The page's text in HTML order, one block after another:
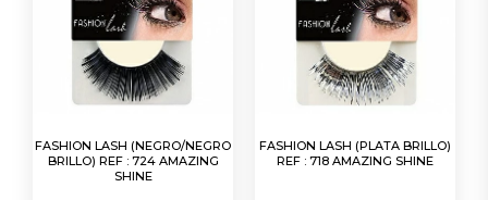
FASHION LASH (NEGRO/NEGRO
BRILLO) REF : 724 AMAZING
SHINE
FASHION LASH (PLATA BRILLO)
REF : 718 AMAZING SHINE